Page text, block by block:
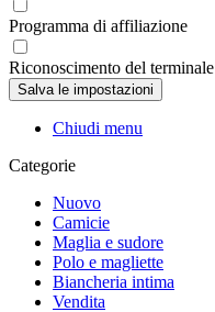
Programma di affiliazione
Riconoscimento del terminale
Chiudi menu
Categorie
Nuovo
Camicie
Maglia e sudore
Polo e magliette
Biancheria intima
Vendita